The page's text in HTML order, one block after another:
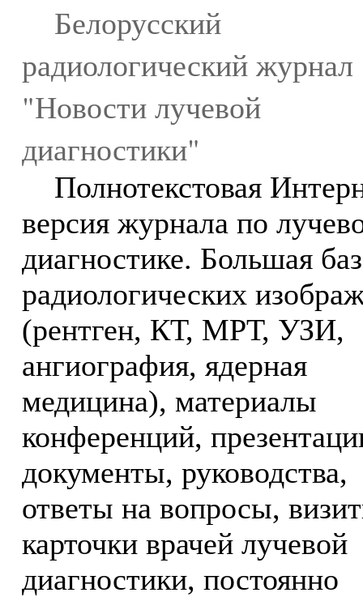
Белорусский
радиологический журнал
"Новости лучевой
диагностики"
Полнотекстовая
версия журнала по
диагностике. Большая
радиологических
(рентген, КТ, МРТ, УЗИ,
ангиография, ядерная
медицина), материалы
конференций,
документы, руководства,
ответы на вопросы,
карточки врачей лучевой
диагностики, постоянно